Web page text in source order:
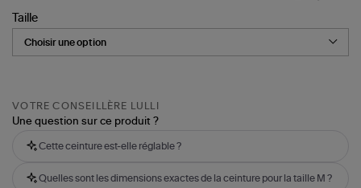
Tabac
Taille
VOTRE CONSEILLÈRE LULLI
Une question sur ce produit ?
Cette ceinture est-elle réglable ?
Quelles sont les dimensions exactes de la ceinture pour la taille M ?